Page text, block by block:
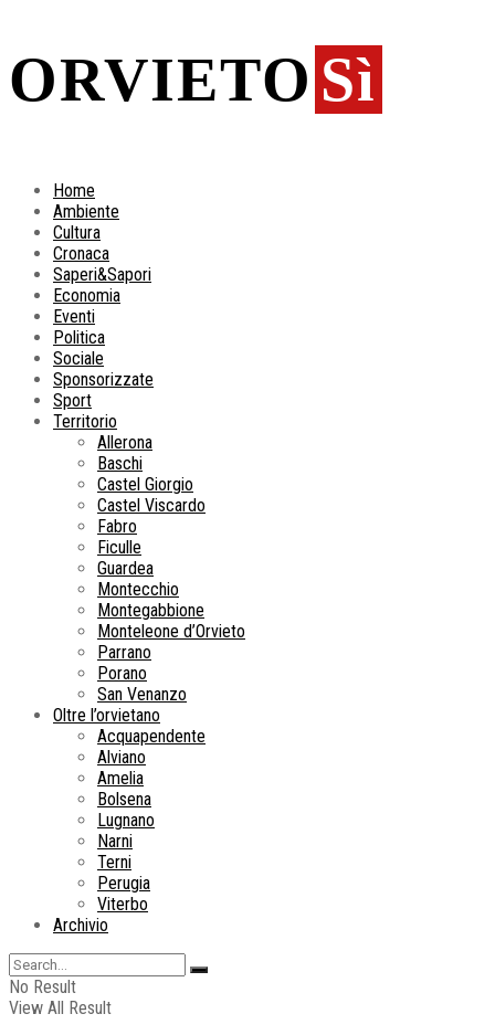
ORVIETO Sì
Home
Ambiente
Cultura
Cronaca
Saperi&Sapori
Economia
Eventi
Politica
Sociale
Sponsorizzate
Sport
Territorio
Allerona
Baschi
Castel Giorgio
Castel Viscardo
Fabro
Ficulle
Guardea
Montecchio
Montegabbione
Monteleone d’Orvieto
Parrano
Porano
San Venanzo
Oltre l’orvietano
Acquapendente
Alviano
Amelia
Bolsena
Lugnano
Narni
Terni
Perugia
Viterbo
Archivio
No Result
View All Result